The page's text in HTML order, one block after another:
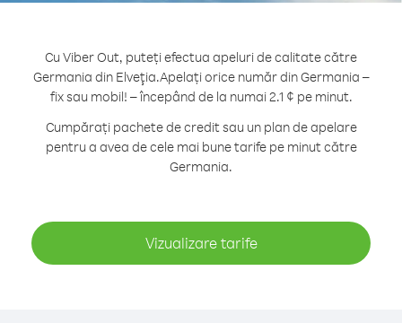
Cu Viber Out, puteți efectua apeluri de calitate către
Germania din Elveţia.Apelați orice număr din Germania –
fix sau mobil! – începând de la numai 2.1 ¢ pe minut.
Cumpărați pachete de credit sau un plan de apelare
pentru a avea de cele mai bune tarife pe minut către
Germania.
Vizualizare tarife